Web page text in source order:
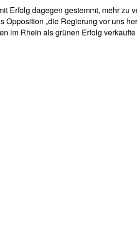
Erfolg dagegen gestemmt, mehr zu
„die Regierung vor uns
im Rhein als grünen Erfolg